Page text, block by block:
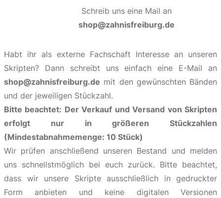
Schreib uns eine Mail an
shop@zahnisfreiburg.de
Habt ihr als externe Fachschaft Interesse an unseren
Skripten? Dann schreibt uns einfach eine E-Mail an
shop@zahnisfreiburg.de mit den gewünschten Bänden
und der jeweiligen Stückzahl.
Bitte beachtet: Der Verkauf und Versand von Skripten
erfolgt nur in größeren Stückzahlen
(Mindestabnahmemenge: 10 Stück)
Wir prüfen anschließend unseren Bestand und melden
uns schnellstmöglich bei euch zurück. Bitte beachtet,
dass wir unsere Skripte ausschließlich in gedruckter
Form anbieten und keine digitalen Versionen